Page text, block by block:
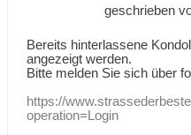
geschrieben
Bereits hinterlassene
angezeigt werden.
Bitte melden Sie sich über
https://
operation=Login